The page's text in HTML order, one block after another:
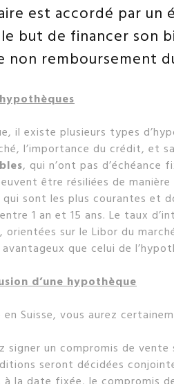
est accordé par un
but de financer son
non remboursement
il existe plusieurs types
l’importance du crédit, et
, qui n’ont pas
être résiliées de
qui sont les plus courantes et
1 an et 15 ans. Le taux
, orientées sur le Libor du
que celui de
d’une hypothèque
Suisse, vous aurez
signer un compromis de
seront décidées
à la date fixée, le compromis